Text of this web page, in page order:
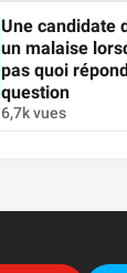
Une candidate
un malaise
pas quoi
question
6,7k vues